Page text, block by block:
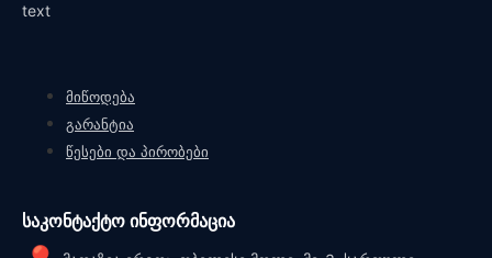
text
მიწოდება
გარანტია
წესები და პირობები
საკონტაქტო ინფორმაცია